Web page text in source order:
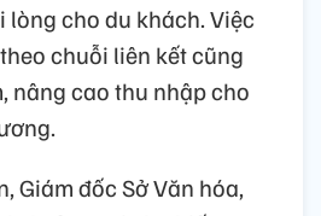
lòng cho du khách. Việc
chuỗi liên kết cũng
nâng cao thu nhập cho
Giám đốc Sở Văn hóa,